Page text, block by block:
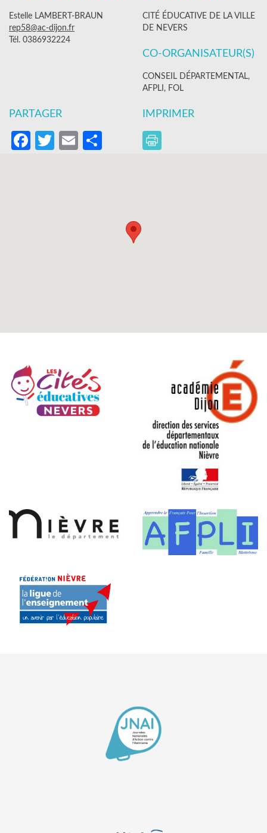
Estelle LAMBERT-BRAUN
rep58@ac-dijon.fr
Tél. 0386932224
CITÉ ÉDUCATIVE DE LA VILLE
DE NEVERS
CO-ORGANISATEUR(S)
CONSEIL DÉPARTEMENTAL,
AFPLI, FOL
PARTAGER
Facebook
Twitter
EmailPartager
IMPRIMER